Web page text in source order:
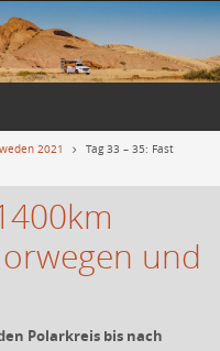
2021
Tag 33 – 35: Fast
und
Polarkreis bis nach